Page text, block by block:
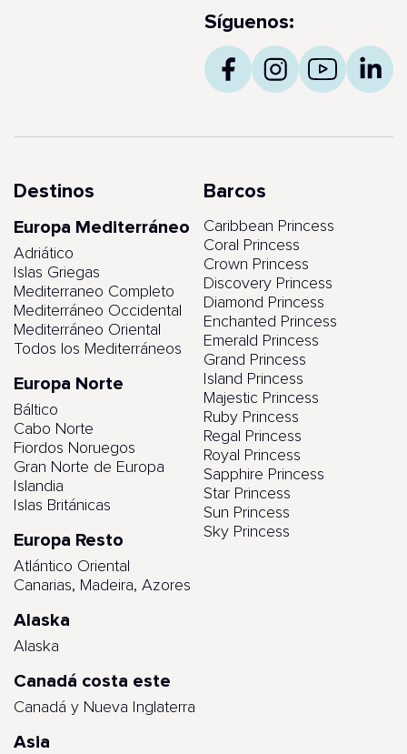
Síguenos:
Destinos
Europa Mediterráneo
Adriático
Islas Griegas
Mediterraneo Completo
Mediterráneo Occidental
Mediterráneo Oriental
Todos los Mediterráneos
Europa Norte
Báltico
Cabo Norte
Fiordos Noruegos
Gran Norte de Europa
Islandia
Islas Británicas
Europa Resto
Atlántico Oriental
Canarias, Madeira, Azores
Alaska
Alaska
Canadá costa este
Canadá y Nueva Inglaterra
Asia
Barcos
Caribbean Princess
Coral Princess
Crown Princess
Discovery Princess
Diamond Princess
Enchanted Princess
Emerald Princess
Grand Princess
Island Princess
Majestic Princess
Ruby Princess
Regal Princess
Royal Princess
Sapphire Princess
Star Princess
Sun Princess
Sky Princess